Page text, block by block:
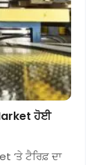
ਹੋਈ
‘ਤੇ ਟੈਰਿਫ਼ ਦਾ